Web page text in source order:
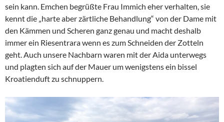
sein kann. Emchen begrüßte Frau Immich eher verhalten, sie
kennt die „harte aber zärtliche Behandlung“ von der Dame mit
den Kämmen und Scheren ganz genau und macht deshalb
immer ein Riesentrara wenn es zum Schneiden der Zotteln
geht. Auch unsere Nachbarn waren mit der Aida unterwegs
und plagten sich auf der Mauer um wenigstens ein bissel
Kroatienduft zu schnuppern.